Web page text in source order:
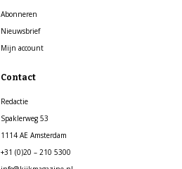
Abonneren
Nieuwsbrief
Mijn account
Contact
Redactie
Spaklerweg 53
1114 AE Amsterdam
+31 (0)20 – 210 5300